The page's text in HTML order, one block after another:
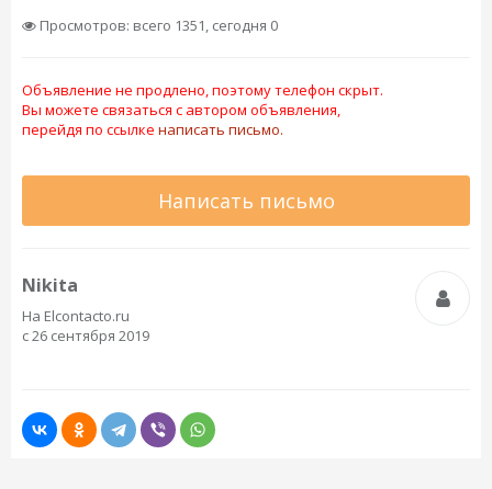
Просмотров: всего 1351, сегодня 0
Объявление не продлено, поэтому телефон скрыт.
Вы можете связаться с автором объявления,
перейдя по ссылке написать письмо.
Написать письмо
Nikita
На Elcontacto.ru
с 26 сентября 2019